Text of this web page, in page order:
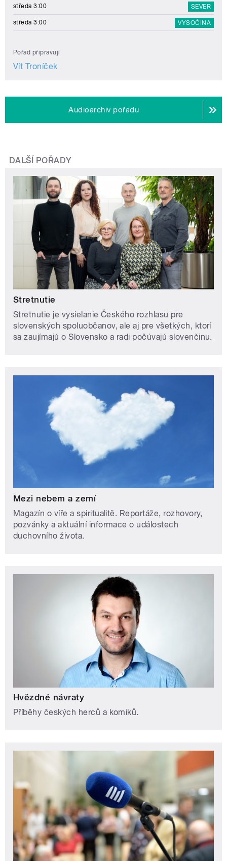
středa 3:00 SEVER
středa 3:00 VYSOČINA
Pořad připravují
Vít Troníček
Audioarchiv pořadu
DALŠÍ POŘADY
Stretnutie
Stretnutie je vysielanie Českého rozhlasu pre
slovenských spoluobčanov, ale aj pre všetkých, ktorí
sa zaujímajú o Slovensko a radi počúvajú slovenčinu.
Mezi nebem a zemí
Magazín o víře a spiritualitě. Reportáže, rozhovory,
pozvánky a aktuální informace o událostech
duchovního života.
Hvězdné návraty
Příběhy českých herců a komiků.